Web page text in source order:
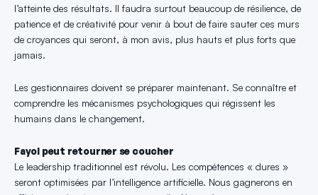
l’atteinte des résultats. Il faudra surtout beaucoup de résilience, de
patience et de créativité pour venir à bout de faire sauter ces murs
de croyances qui seront, à mon avis, plus hauts et plus forts que
jamais.
Les gestionnaires doivent se préparer maintenant. Se connaître et
comprendre les mécanismes psychologiques qui régissent les
humains dans le changement.
Fayol peut retourner se coucher
Le leadership traditionnel est révolu. Les compétences « dures »
seront optimisées par l’intelligence artificielle. Nous gagnerons en